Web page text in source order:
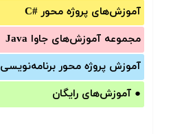
آموزش‌های پروژه محور #C
مجموعه آموزش‌های جاوا Java
آموزش‌ پروژه محور برنامه‌نویسی
● آموزش‌های رایگان